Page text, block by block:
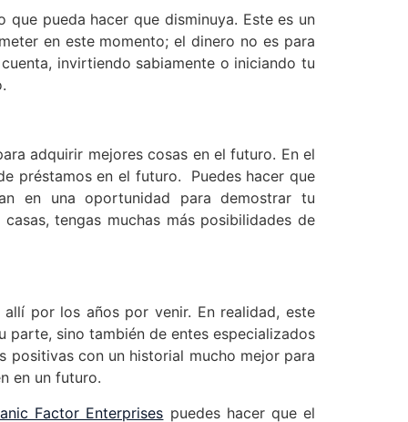
pueda hacer que disminuya. Este es un
en este momento; el dinero no es para
invirtiendo sabiamente o iniciando tu
adquirir mejores cosas en el futuro. En el
préstamos en el futuro. Puedes hacer que
en una oportunidad para demostrar tu
tengas muchas más posibilidades de
por los años por venir. En realidad, este
sino también de entes especializados
positivas con un historial mucho mejor para
en un futuro.
Factor Enterprises puedes hacer que el